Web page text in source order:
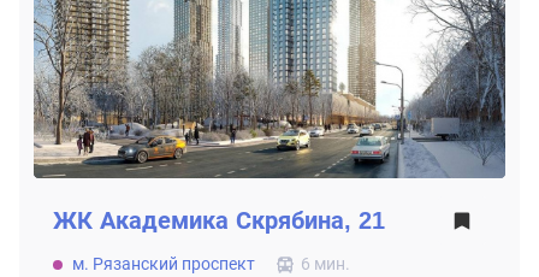
ЖК Академика Скрябина, 21
м. Рязанский проспект
6 мин.